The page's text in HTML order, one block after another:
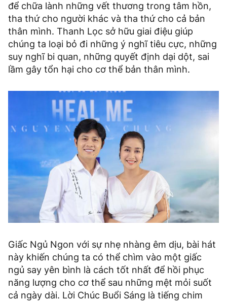
để chữa lành những vết thương trong tâm hồn,
tha thứ cho người khác và tha thứ cho cả bản
thân mình. Thanh Lọc sở hữu giai điệu giúp
chúng ta loại bỏ đi những ý nghĩ tiêu cực, những
suy nghĩ bi quan, những quyết định dại dột, sai
lầm gây tổn hại cho cơ thể bản thân mình.
Giấc Ngủ Ngon với sự nhẹ nhàng êm dịu, bài hát
này khiến chúng ta có thể chìm vào một giấc
ngủ say yên bình là cách tốt nhất để hồi phục
năng lượng cho cơ thể sau những mệt mỏi suốt
cả ngày dài. Lời Chúc Buổi Sáng là tiếng chim